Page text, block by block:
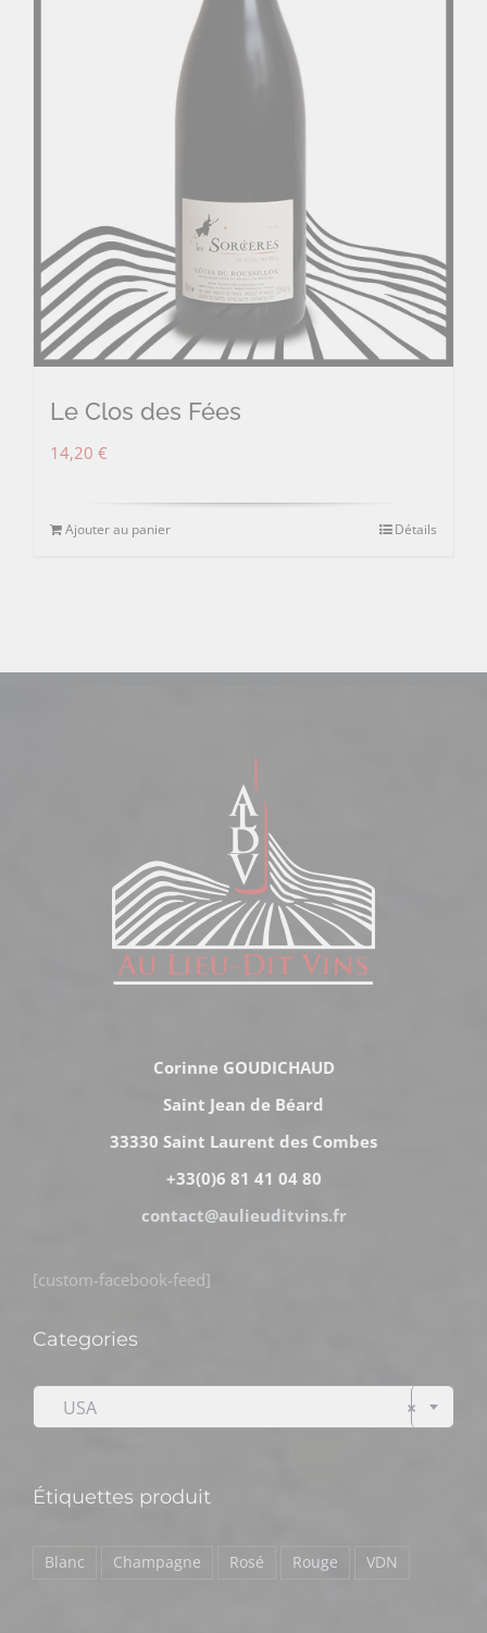
Le Clos des Fées
14,20 €
Ajouter au panier Détails
Corinne GOUDICHAUD
Saint Jean de Béard
33330 Saint Laurent des Combes
+33(0)6 81 41 04 80
contact@aulieuditvins.fr
[custom-facebook-feed]
Categories
×
USA
Étiquettes produit
Blanc Champagne Rosé Rouge VDN